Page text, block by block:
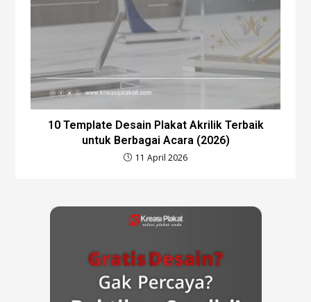
10 Template Desain Plakat Akrilik Terbaik
untuk Berbagai Acara (2026)
11 April 2026